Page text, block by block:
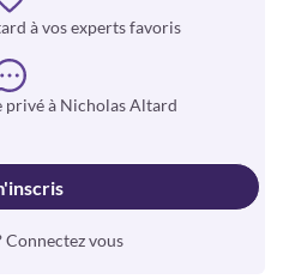
à vos experts favoris
privé à Nicholas Altard
Connectez vous